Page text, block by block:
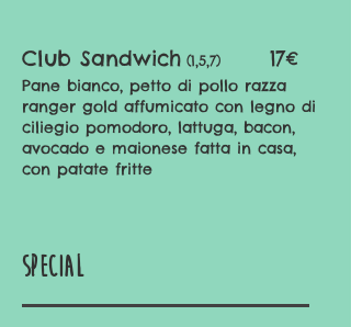
Club Sandwich (1,5,7) 17€
Pane bianco, petto di pollo razza
ranger gold affumicato con legno di
ciliegio pomodoro, lattuga, bacon,
avocado e maionese fatta in casa,
con patate fritte
Special